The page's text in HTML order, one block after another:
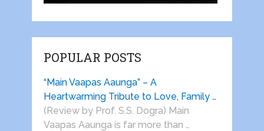
POPULAR POSTS
“Main Vaapas Aaunga” – A
Heartwarming Tribute to Love, Family …
(Review by Prof. S.S. Dogra) Main
Vaapas Aaunga is far more than …